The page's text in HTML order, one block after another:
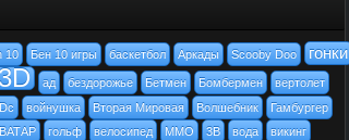
10 Бен 10 игры баскетбол Аркады Scooby Doo гонки
ад бездорожье Бетмен Бомбермен
вертолет
Dc войнушка Вторая Мировая Волшебник
Гамбургер
гольф велосипед MMO 3В вода викинг